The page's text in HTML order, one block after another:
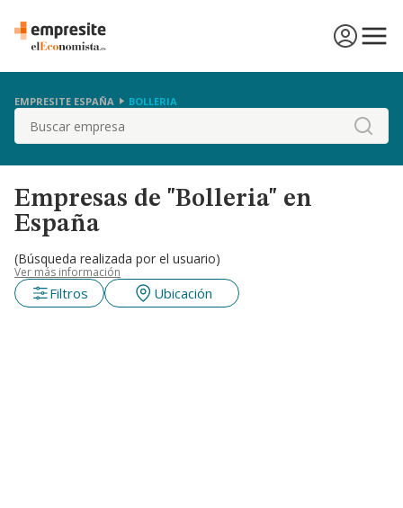
EMPRESITE ESPAÑA BOLLERIA
Buscar
Empresas de "Bolleria" en
España
(Búsqueda realizada por el usuario)
Ver más información
Filtros Ubicación